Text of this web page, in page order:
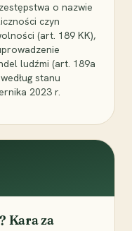
o nazwie
czyn
(art. 189 KK),
ludźmi (art. 189a
stanu
2023 r.
Kara za